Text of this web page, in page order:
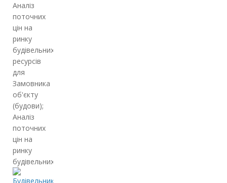
Аналіз
поточних
цін на
ринку
будівельних
ресурсів
для
Замовника
об'єкту
(будови);
Аналіз
поточних
цін на
ринку
будівельних…